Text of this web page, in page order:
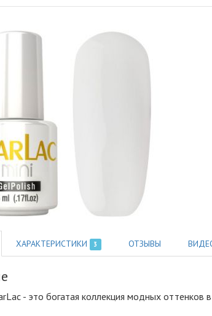
ХАРАКТЕРИСТИКИ 3 ОТЗЫВЫ
- это богатая коллекция модных